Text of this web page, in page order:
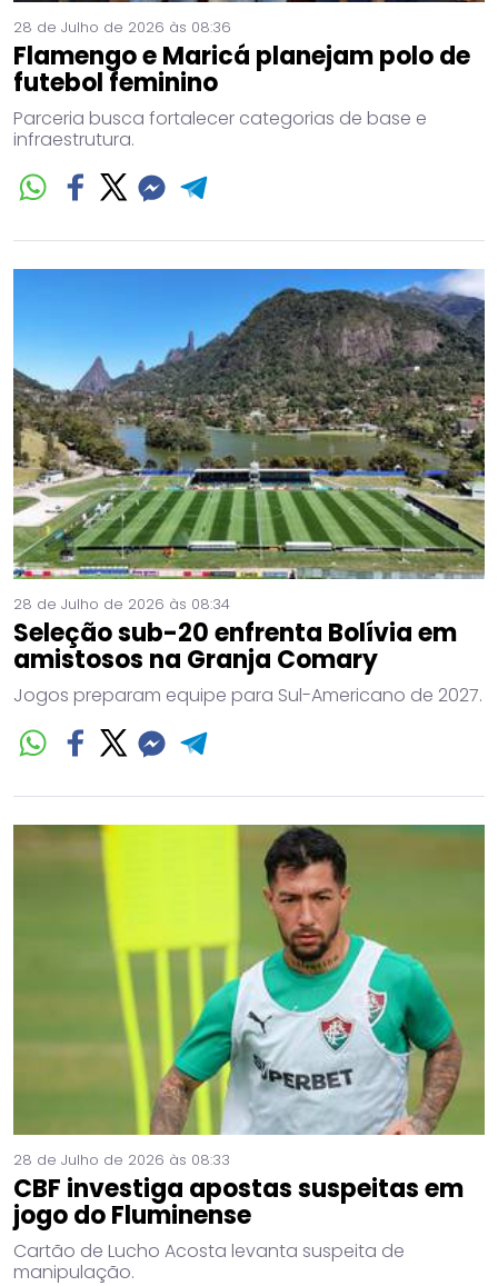
28 de Julho de 2026 às 08:36
Flamengo e Maricá planejam polo de
futebol feminino
Parceria busca fortalecer categorias de base e
infraestrutura.
28 de Julho de 2026 às 08:34
Seleção sub-20 enfrenta Bolívia em
amistosos na Granja Comary
Jogos preparam equipe para Sul-Americano de 2027.
28 de Julho de 2026 às 08:33
CBF investiga apostas suspeitas em
jogo do Fluminense
Cartão de Lucho Acosta levanta suspeita de
manipulação.